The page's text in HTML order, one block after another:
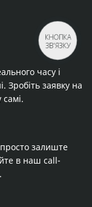
часу і
Зробіть заявку на
залиште
в наш call-
КНОПКА
ЗВ'ЯЗКУ